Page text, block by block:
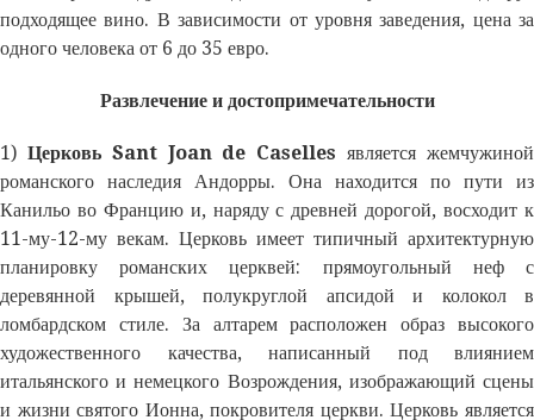
подходящее вино. В зависимости от уровня заведения, цена за
одного человека от 6 до 35 евро.
Развлечение и достопримечательности
1) Церковь Sant Joan de Caselles является жемчужиной
романского наследия Андорры. Она находится по пути из
Канильо во Францию и, наряду с древней дорогой, восходит к
11-му-12-му векам. Церковь имеет типичный архитектурную
планировку романских церквей: прямоугольный неф с
деревянной крышей, полукруглой апсидой и колокол в
ломбардском стиле. За алтарем расположен образ высокого
художественного качества, написанный под влиянием
итальянского и немецкого Возрождения, изображающий сцены
и жизни святого Ионна, покровителя церкви. Церковь является